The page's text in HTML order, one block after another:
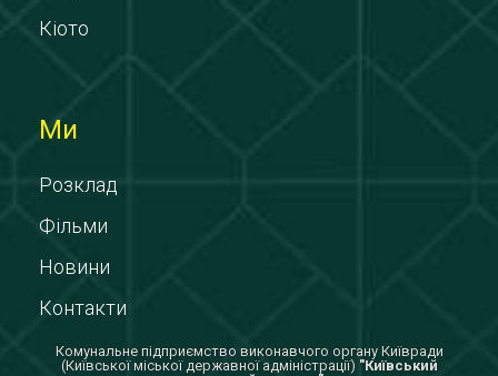
Кіото
Ми
Розклад
Фільми
Новини
Контакти
Комунальне підприємство виконавчого органу Київради
(Київської міської державної адміністрації) "Київський